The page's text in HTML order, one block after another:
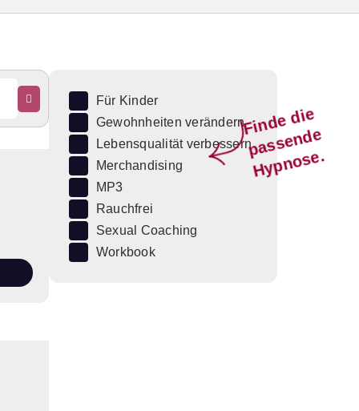
Fi
n
d
e
di
e
p
a
s
s
e
n
d
e
H
y
p
n
o
s
e.
Für Kinder
Gewohnheiten verändern
Lebensqualität verbessern
Merchandising
MP3
Rauchfrei
Sexual Coaching
Workbook